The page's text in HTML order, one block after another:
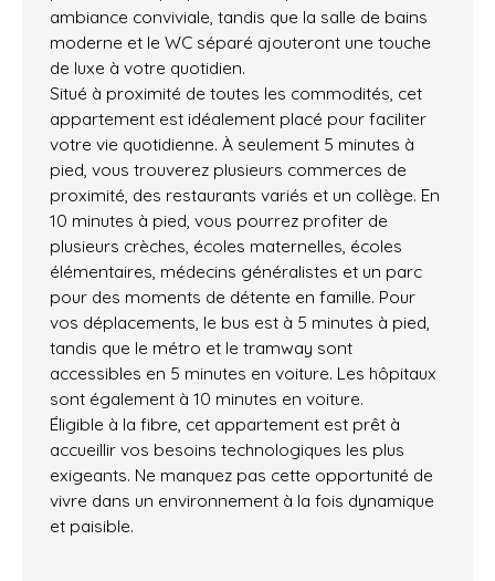
ambiance conviviale, tandis que la salle de bains
moderne et le WC séparé ajouteront une touche
de luxe à votre quotidien.
Situé à proximité de toutes les commodités, cet
appartement est idéalement placé pour faciliter
votre vie quotidienne. À seulement 5 minutes à
pied, vous trouverez plusieurs commerces de
proximité, des restaurants variés et un collège. En
10 minutes à pied, vous pourrez profiter de
plusieurs crèches, écoles maternelles, écoles
élémentaires, médecins généralistes et un parc
pour des moments de détente en famille. Pour
vos déplacements, le bus est à 5 minutes à pied,
tandis que le métro et le tramway sont
accessibles en 5 minutes en voiture. Les hôpitaux
sont également à 10 minutes en voiture.
Éligible à la fibre, cet appartement est prêt à
accueillir vos besoins technologiques les plus
exigeants. Ne manquez pas cette opportunité de
vivre dans un environnement à la fois dynamique
et paisible.